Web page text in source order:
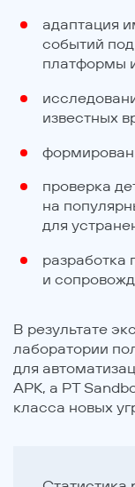
адаптация
событий
платформы
известных
проверка
на
для
разработка
и
В результате
лаборатории
для
APK, а PT
класса новых